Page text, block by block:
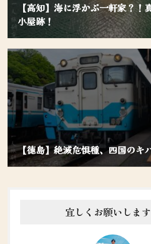
【高知】海に浮かぶ一軒家？！
小屋跡！
【徳島】絶滅危惧種、四国のキ
宜しくお願いします